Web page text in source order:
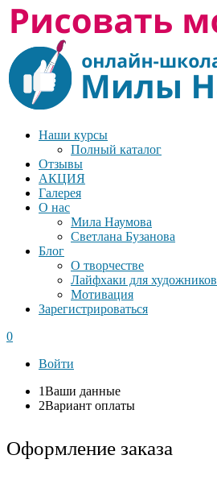
Наши курсы
Полный каталог
Отзывы
АКЦИЯ
Галерея
О нас
Мила Наумова
Светлана Бузанова
Блог
О творчестве
Лайфхаки для художников
Мотивация
Зарегистрироваться
0
Войти
1Ваши данные
2Вариант оплаты
Оформление заказа